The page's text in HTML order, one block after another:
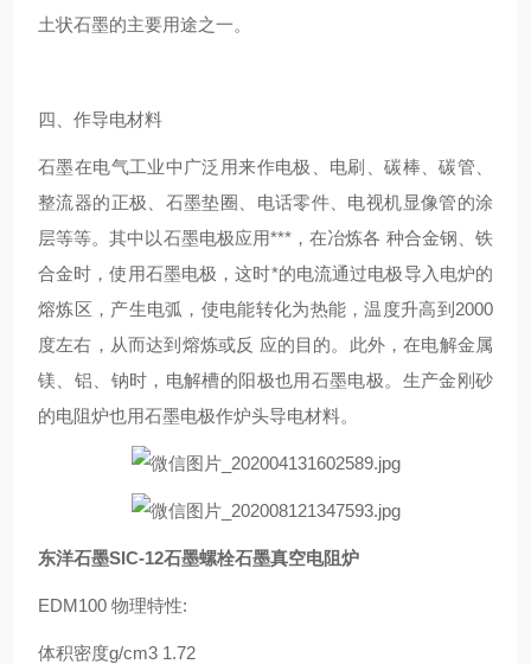
土状石墨的主要用途之一。
四、作导电材料
石墨在电气工业中广泛用来作电极、电刷、碳棒、碳管、
整流器的正极、石墨垫圈、电话零件、电视机显像管的涂
层等等。其中以石墨电极应用***，在冶炼各 种合金钢、铁
合金时，使用石墨电极，这时*的电流通过电极导入电炉的
熔炼区，产生电弧，使电能转化为热能，温度升高到2000
度左右，从而达到熔炼或反 应的目的。此外，在电解金属
镁、铝、钠时，电解槽的阳极也用石墨电极。生产金刚砂
的电阻炉也用石墨电极作炉头导电材料。
东洋石墨SIC-12石墨螺栓石墨真空电阻炉
EDM100 物理特性:
体积密度g/cm3 1.72